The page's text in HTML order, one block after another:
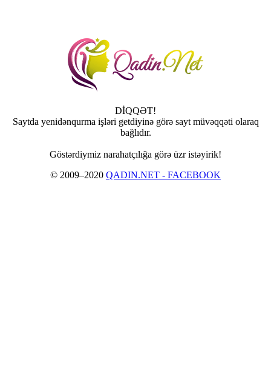
DİQQƏT!
Saytda yenidənqurma işləri getdiyinə görə sayt müvəqqəti olaraq
bağlıdır.
Göstərdiymiz narahatçılığa görə üzr istəyirik!
© 2009–2020 QADIN.NET - FACEBOOK